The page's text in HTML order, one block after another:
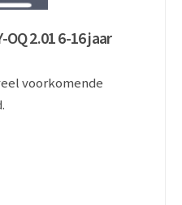
2.01 6-16 jaar
voorkomende